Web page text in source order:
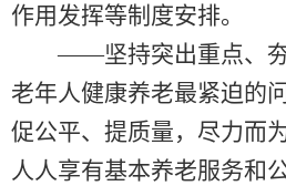
作用发挥等制度安排。
——坚持突出重点、
老年人健康养老最紧迫的
促公平、提质量，尽力而
人人享有基本养老服务和